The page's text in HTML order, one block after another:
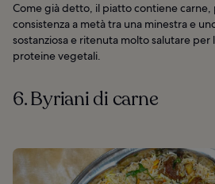
Come già detto, il piatto contiene carne,
consistenza a metà tra una minestra e
sostanziosa e ritenuta molto salutare per
proteine vegetali.
6. Byriani di carne